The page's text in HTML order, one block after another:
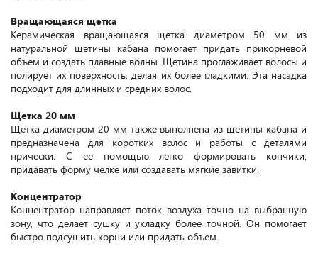
Вращающаяся щетка
Керамическая вращающаяся щетка диаметром 50 мм из
натуральной щетины кабана помогает придать прикорневой
объем и создать плавные волны. Щетина проглаживает волосы и
полирует их поверхность, делая их более гладкими. Эта насадка
подходит для длинных и средних волос.
Щетка 20 мм
Щетка диаметром 20 мм также выполнена из щетины кабана и
предназначена для коротких волос и работы с деталями
прически. С ее помощью легко формировать кончики,
придавать форму челке или создавать мягкие завитки.
Концентратор
Концентратор направляет поток воздуха точно на выбранную
зону, что делает сушку и укладку более точной. Он помогает
быстро подсушить корни или придать объем.